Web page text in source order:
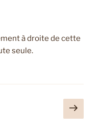
à droite de cette
seule.
Page